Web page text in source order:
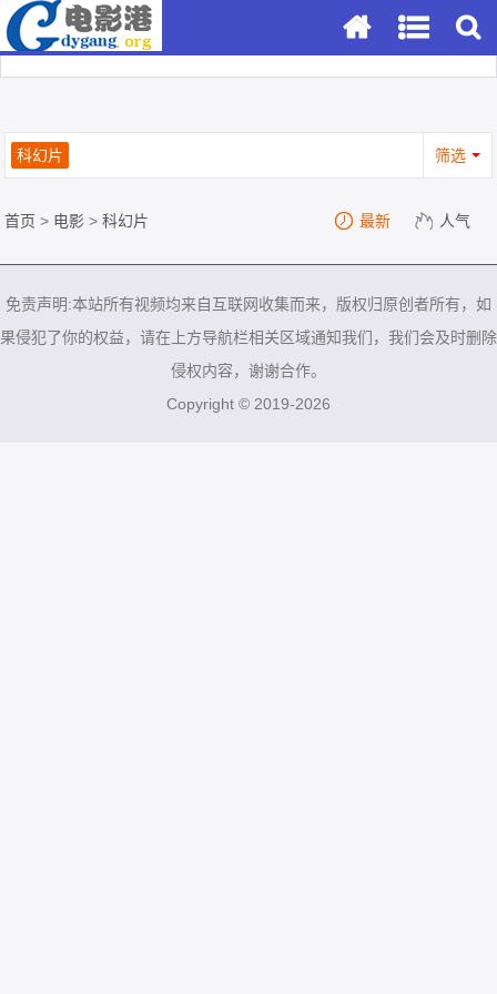
科幻片 筛选
首页 > 电影 >科幻片 最新 人气
免责声明:本站所有视频均来自互联网收集而来，版权归原创者所有，如
果侵犯了你的权益，请在上方导航栏相关区域通知我们，我们会及时删除
侵权内容，谢谢合作。
Copyright © 2019-2026